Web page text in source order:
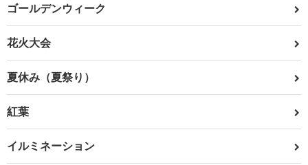
ゴールデンウィーク
花火大会
夏休み（夏祭り）
紅葉
イルミネーション